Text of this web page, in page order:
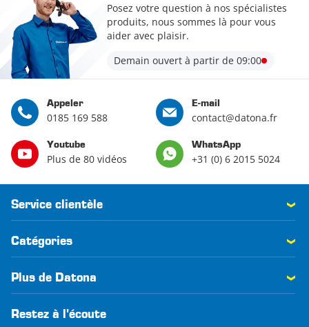
Posez votre question à nos spécialistes
produits, nous sommes là pour vous
aider avec plaisir.
Demain ouvert à partir de 09:00
Appeler
0185 169 588
E-mail
contact@datona.fr
Youtube
Plus de 80 vidéos
WhatsApp
+31 (0) 6 2015 5024
Service clientèle
Catégories
Plus de Datona
Restez à l'écoute